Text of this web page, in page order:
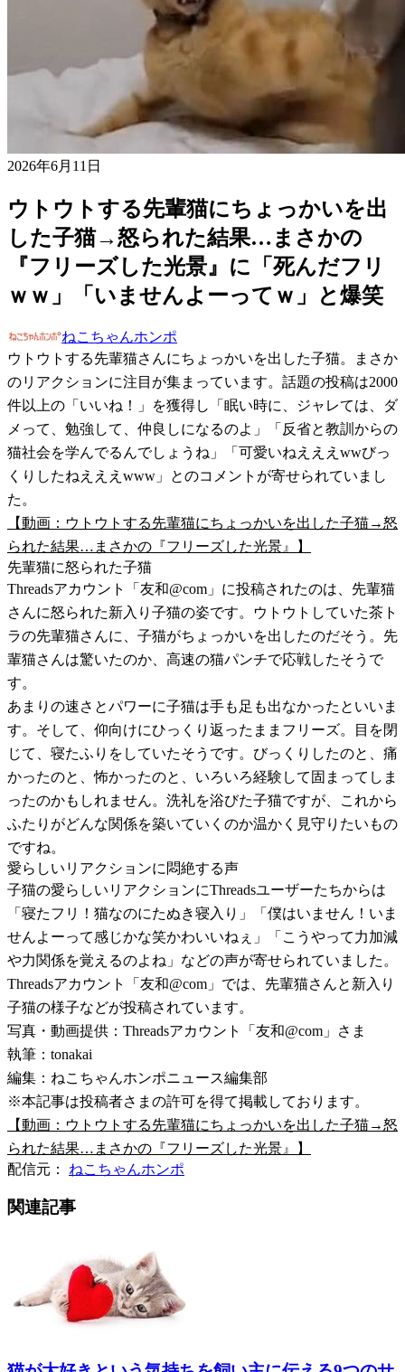
2026年6月11日
ウトウトする先輩猫にちょっかいを出
した子猫→怒られた結果…まさかの
『フリーズした光景』に「死んだフリ
ｗｗ」「いませんよーってｗ」と爆笑
ねこちゃんホンポ
ウトウトする先輩猫さんにちょっかいを出した子猫。まさか
のリアクションに注目が集まっています。話題の投稿は2000
件以上の「いいね！」を獲得し「眠い時に、ジャレては、ダ
メって、勉強して、仲良しになるのよ」「反省と教訓からの
猫社会を学んでるんでしょうね」「可愛いねえええwwびっ
くりしたねえええwww」とのコメントが寄せられていまし
た。
【動画：ウトウトする先輩猫にちょっかいを出した子猫→怒
られた結果…まさかの『フリーズした光景』】
先輩猫に怒られた子猫
Threadsアカウント「友和@com」に投稿されたのは、先輩猫
さんに怒られた新入り子猫の姿です。ウトウトしていた茶ト
ラの先輩猫さんに、子猫がちょっかいを出したのだそう。先
輩猫さんは驚いたのか、高速の猫パンチで応戦したそうで
す。
あまりの速さとパワーに子猫は手も足も出なかったといいま
す。そして、仰向けにひっくり返ったままフリーズ。目を閉
じて、寝たふりをしていたそうです。びっくりしたのと、痛
かったのと、怖かったのと、いろいろ経験して固まってしま
ったのかもしれません。洗礼を浴びた子猫ですが、これから
ふたりがどんな関係を築いていくのか温かく見守りたいもの
ですね。
愛らしいリアクションに悶絶する声
子猫の愛らしいリアクションにThreadsユーザーたちからは
「寝たフリ！猫なのにたぬき寝入り」「僕はいません！いま
せんよーって感じかな笑かわいいねぇ」「こうやって力加減
や力関係を覚えるのよね」などの声が寄せられていました。
Threadsアカウント「友和@com」では、先輩猫さんと新入り
子猫の様子などが投稿されています。
写真・動画提供：Threadsアカウント「友和@com」さま
執筆：tonakai
編集：ねこちゃんホンポニュース編集部
※本記事は投稿者さまの許可を得て掲載しております。
【動画：ウトウトする先輩猫にちょっかいを出した子猫→怒
られた結果…まさかの『フリーズした光景』】
配信元： ねこちゃんホンポ
関連記事